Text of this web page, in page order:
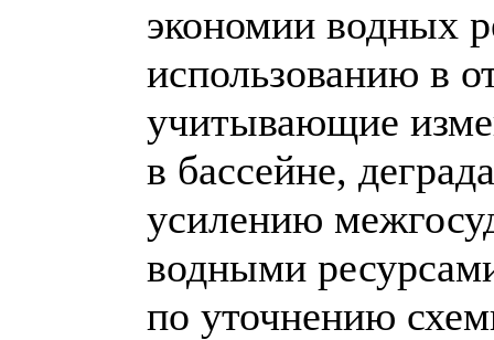
экономии водных
использованию в
учитывающие
в бассейне,
усилению
водными
по уточнению